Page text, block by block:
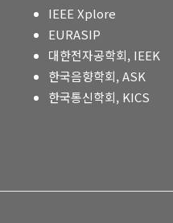
IEEE Xplore
EURASIP
대한전자공학회, IEEK
한국음향학회, ASK
한국통신학회, KICS